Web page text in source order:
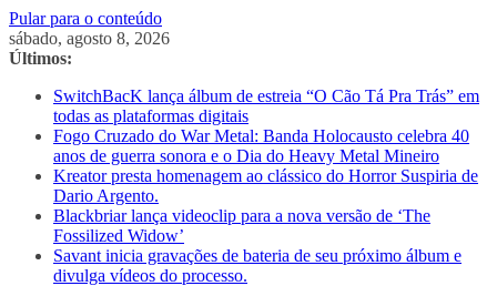
Pular para o conteúdo
sábado, agosto 8, 2026
Últimos:
SwitchBacK lança álbum de estreia “O Cão Tá Pra Trás” em
todas as plataformas digitais
Fogo Cruzado do War Metal: Banda Holocausto celebra 40
anos de guerra sonora e o Dia do Heavy Metal Mineiro
Kreator presta homenagem ao clássico do Horror Suspiria de
Dario Argento.
Blackbriar lança videoclip para a nova versão de ‘The
Fossilized Widow’
Savant inicia gravações de bateria de seu próximo álbum e
divulga vídeos do processo.